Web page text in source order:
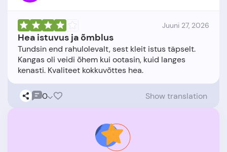
Juuni 27, 2026
Hea istuvus ja õmblus
Tundsin end rahulolevalt, sest kleit istus täpselt.
Kangas oli veidi õhem kui ootasin, kuid langes
0 Show translation